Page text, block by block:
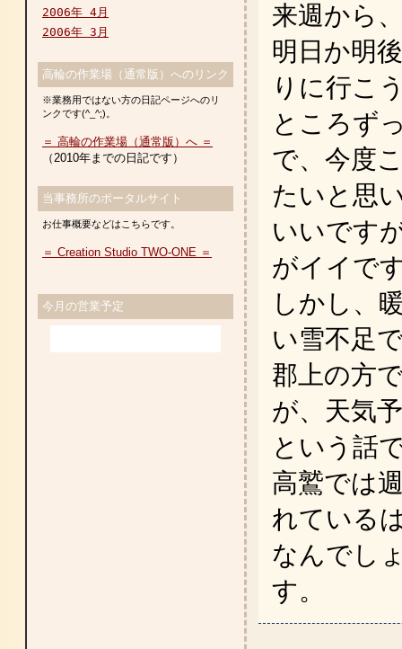
2006年 4月
2006年 3月
高輪の作業場（通常版）へのリンク
※業務用ではない方の日記ページへのリ
ンクです(^_^;)。
＝ 高輪の作業場（通常版）へ ＝
（2010年までの日記です）
当事務所のポータルサイト
お仕事概要などはこちらです。
＝ Creation Studio TWO-ONE ＝
今月の営業予定
来週から
明日か明
りに行こ
ところず
で、今度
たいと思
いいです
がイイで
しかし、
い雪不足
郡上の方
が、天気
という話
高鷲では
れている
なんでし
す。